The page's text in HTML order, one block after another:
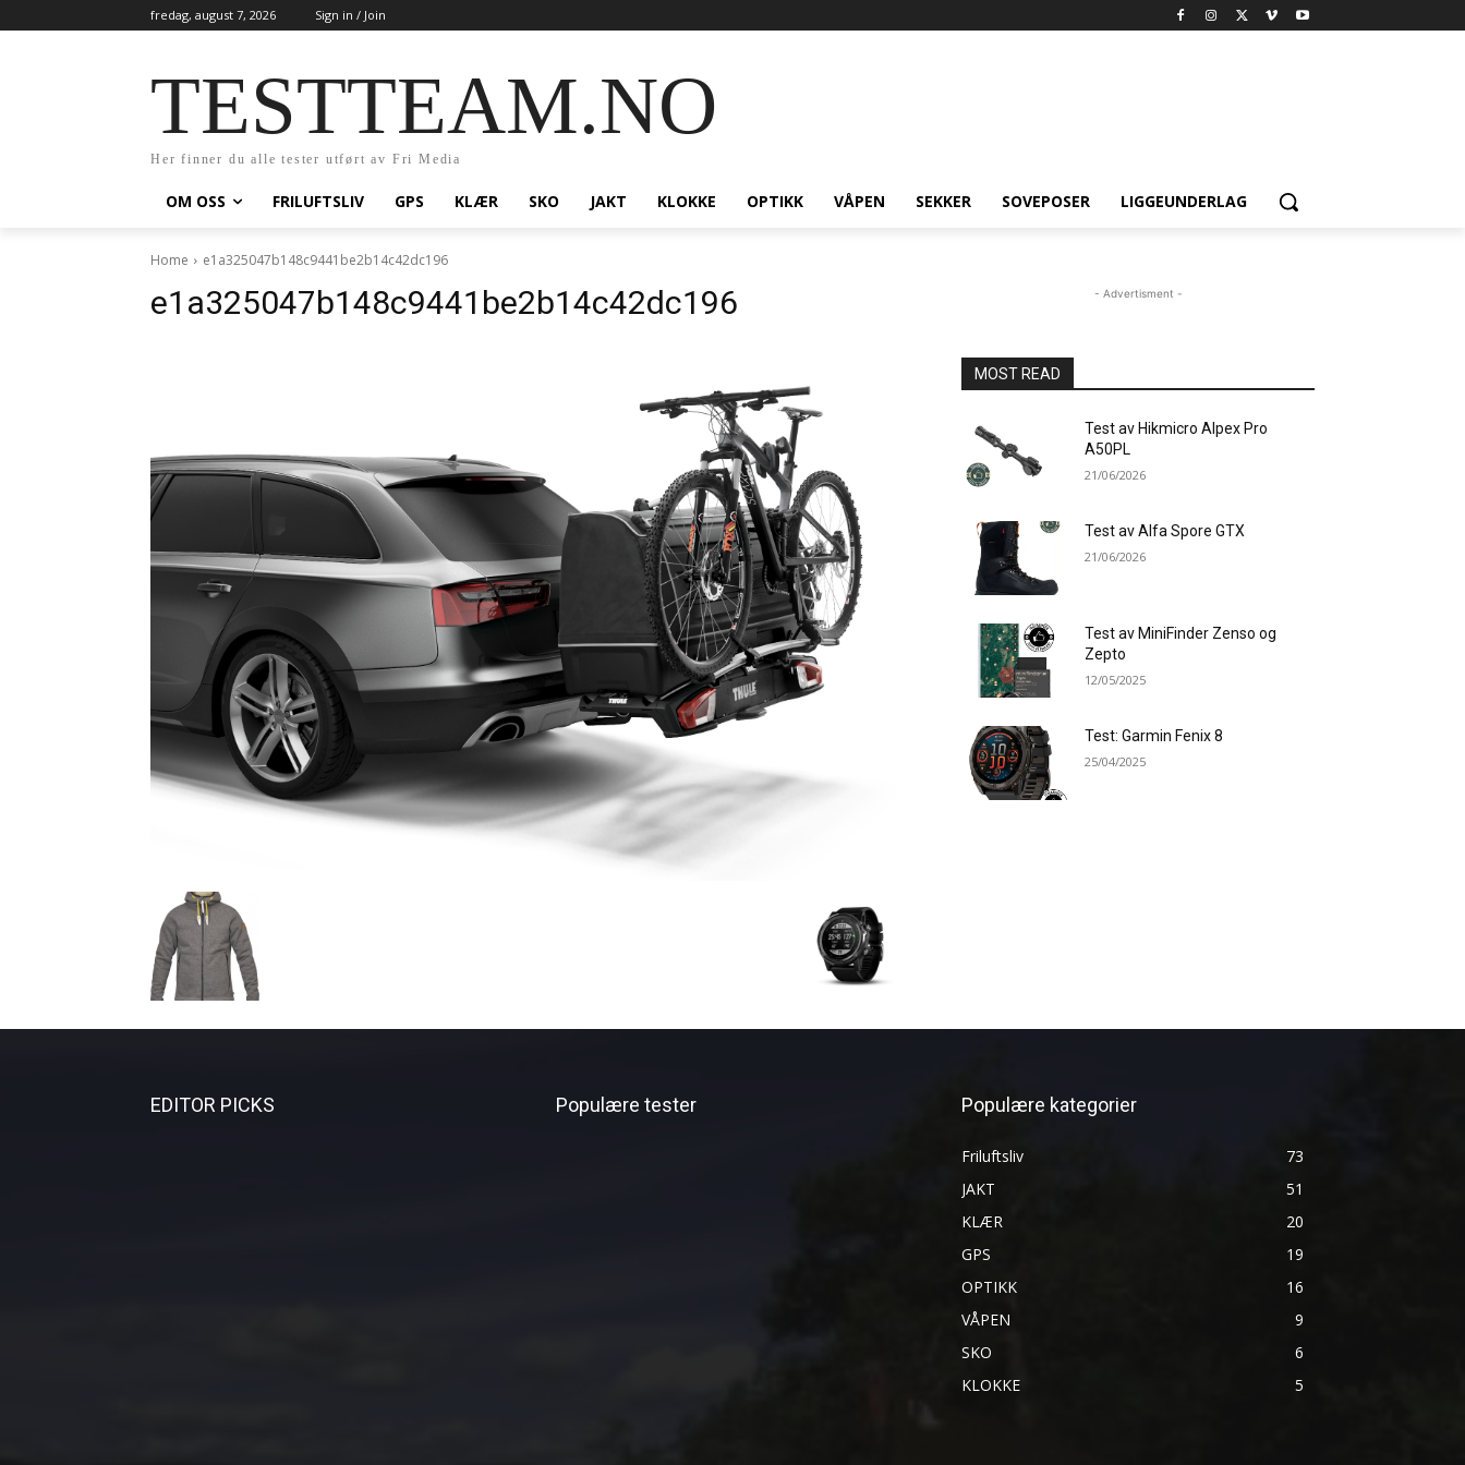
fredag, august 7, 2026 Sign in / Join
TESTTEAM.NO
Her finner du alle tester utført av Fri Media
OM OSS FRILUFTSLIV GPS KLÆR SKO JAKT KLOKKE OPTIKK VÅPEN SEKKER SOVEPOSER LIGGEUNDERLAG
Home e1a325047b148c9441be2b14c42dc196
e1a325047b148c9441be2b14c42dc196 - Advertisment -
MOST READ
Test av Hikmicro Alpex Pro
A50PL
21/06/2026
Test av Alfa Spore GTX
21/06/2026
Test av MiniFinder Zenso og
Zepto
12/05/2025
Test: Garmin Fenix 8
25/04/2025
EDITOR PICKS Populære tester Populære kategorier
Friluftsliv
73
JAKT
51
KLÆR
20
GPS
19
OPTIKK
16
VÅPEN
9
SKO
6
KLOKKE
5